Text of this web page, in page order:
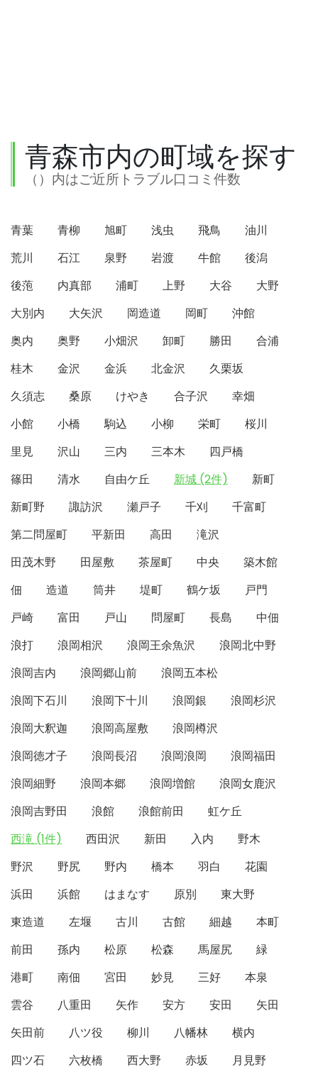
青森市内の町域を探す
（）内はご近所トラブル口コミ件数
青葉 青柳 旭町 浅虫 飛鳥
油川
荒川
石江 泉野 岩渡 牛館
後潟
後萢
内真部 浦町 上野 大谷
大野
大別内
大矢沢 岡造道 岡町
沖館
奥内
奥野 小畑沢 卸町 勝田
合浦
桂木
金沢 金浜 北金沢
久栗坂
久須志
桑原 けやき 合子沢
幸畑
小館
小橋 駒込 小柳 栄町
桜川
里見
沢山 三内 三本木
四戸橋
篠田
清水 自由ケ丘 新城 (2件)
新町
新町野
諏訪沢 瀬戸子 千刈
千富町
第二問屋町
平新田 高田
滝沢
田茂木野
田屋敷 茶屋町 中央
築木館
佃
造道 筒井 堤町 鶴ケ坂
戸門
戸崎
富田 戸山 問屋町 長島
中佃
浪打
浪岡相沢 浪岡王余魚沢
浪岡北中野
浪岡吉内
浪岡郷山前
浪岡五本松
浪岡下石川
浪岡下十川 浪岡銀
浪岡杉沢
浪岡大釈迦
浪岡高屋敷
浪岡樽沢
浪岡徳才子
浪岡長沼 浪岡浪岡
浪岡福田
浪岡細野
浪岡本郷 浪岡増館
浪岡女鹿沢
浪岡吉野田
浪館 浪館前田
虹ケ丘
西滝 (1件)
西田沢 新田 入内
野木
野沢
野尻 野内 橋本 羽白
花園
浜田
浜館 はまなす 原別
東大野
東造道
左堰 古川 古館 細越
本町
前田
孫内 松原 松森 馬屋尻
緑
港町
南佃 宮田 妙見 三好
本泉
雲谷
八重田 矢作 安方 安田
矢田
矢田前
八ツ役 柳川 八幡林
横内
四ツ石
六枚橋 西大野 赤坂 月見野